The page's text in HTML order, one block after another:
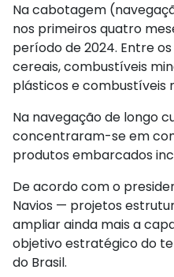
Na cabotagem
nos primeiros quatro
período de 2024. Entre
cereais, combustíveis
plásticos e combustíveis
Na navegação de longo
concentraram-se em
produtos embarcados
De acordo com o
Navios — projetos
ampliar ainda mais a
objetivo estratégico do
do Brasil.